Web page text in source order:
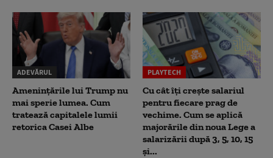
ADEVĂRUL
Amenințările lui Trump nu
mai sperie lumea. Cum
tratează capitalele lumii
retorica Casei Albe
PLAYTECH
Cu cât îți crește salariul
pentru fiecare prag de
vechime. Cum se aplică
majorările din noua Lege a
salarizării după 3, 5, 10, 15
și...